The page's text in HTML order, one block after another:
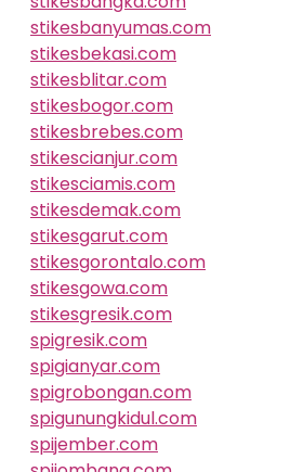
stikesbanyumas.com
stikesbekasi.com
stikesblitar.com
stikesbogor.com
stikesbrebes.com
stikescianjur.com
stikesciamis.com
stikesdemak.com
stikesgarut.com
stikesgorontalo.com
stikesgowa.com
stikesgresik.com
spigresik.com
spigianyar.com
spigrobongan.com
spigunungkidul.com
spijember.com